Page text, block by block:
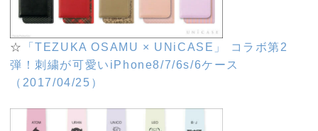
☆
「TEZUKA OSAMU × UNiCASE」 コラボ第2
弾！刺繍が可愛いiPhone8/7/6s/6ケース
（2017/04/25）